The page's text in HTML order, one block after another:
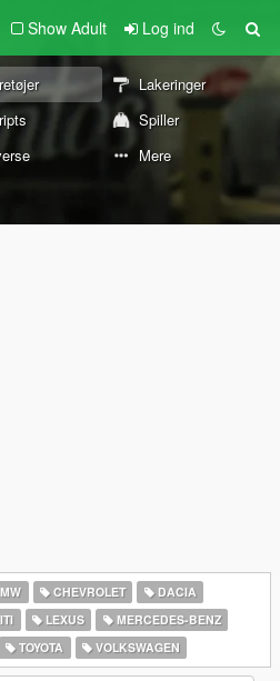
Show Adult Log ind
Lakeringer
Spiller
Mere
CHEVROLET
DACIA
LEXUS
MERCEDES-BENZ
TOYOTA VOLKSWAGEN